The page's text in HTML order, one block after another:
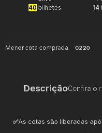
40 bilhetes
14
Menor cota comprada 0220
DescriçãoConfira o
✅As cotas são liberadas